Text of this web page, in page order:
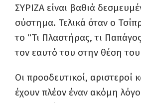
ΣΥΡΙΖΑ είναι βαθιά
σύστημα. Τελικά όταν ο
το “Τι Πλαστήρας, τι
τον εαυτό του στην θέση
Οι προοδευτικοί, αριστεροί
έχουν πλέον έναν ακόμη